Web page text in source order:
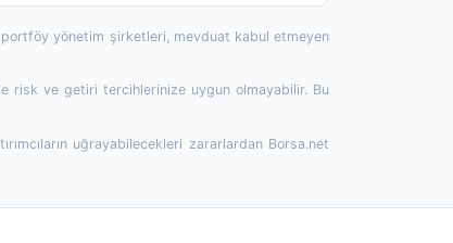
portföy yönetim şirketleri, mevduat kabul etmeyen
risk ve getiri tercihlerinize uygun olmayabilir. Bu
uğrayabilecekleri zararlardan Borsa.net